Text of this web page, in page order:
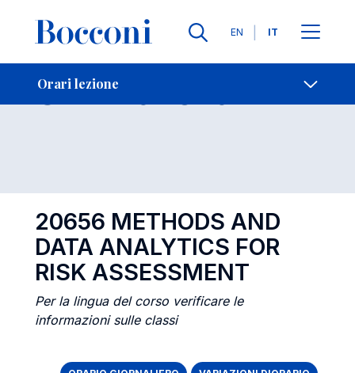
Lingue
EN IT
Orari lezione
-
Orari lezione Open
20656 METHODS AND
DATA ANALYTICS FOR
RISK ASSESSMENT
Per la lingua del corso verificare le
informazioni sulle classi